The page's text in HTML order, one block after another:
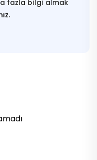
fazla bilgi almak